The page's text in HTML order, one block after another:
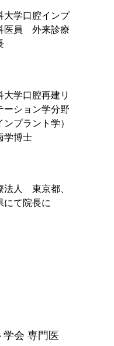
大学口腔インプ
医員 外来診療
大学口腔再建リ
ーション学分野
ンプラント学）
学博士
法人 東京都、
にて院長に
学会 専門医